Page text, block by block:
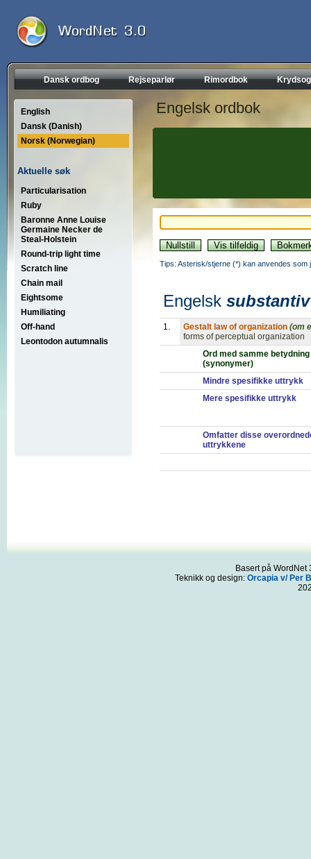
Dansk ordbog Rejseparlør Rimordbok
English
Dansk (Danish)
Norsk (Norwegian)
Aktuelle søk
Particularisation
Ruby
Baronne Anne Louise
Germaine Necker de
Steal-Holstein
Round-trip light time
Scratch line
Chain mail
Eightsome
Humiliating
Off-hand
Leontodon autumnalis
Engelsk ordbok
Tips: Asterisk/stjerne (*) kan anvendes som
Engelsk substantiv
1. Gestalt law of organization (om
forms of perceptual organization
Ord med samme betydning
(synonymer)
Mindre spesifikke uttrykk
Mere spesifikke uttrykk
Omfatter disse
uttrykkene
Basert på
Teknikk og design: Orcapia v/ Per